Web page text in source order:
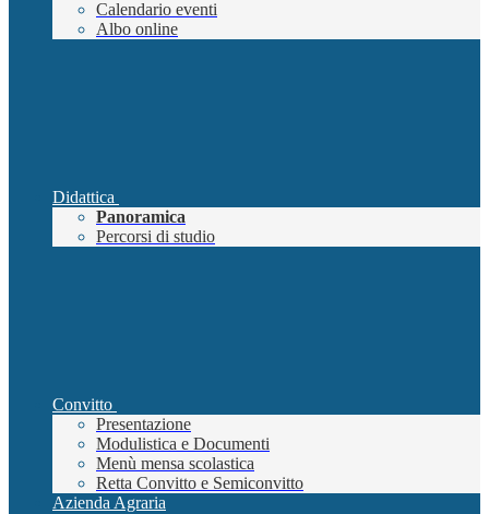
Calendario eventi
Albo online
Didattica
Panoramica
Percorsi di studio
Convitto
Presentazione
Modulistica e Documenti
Menù mensa scolastica
Retta Convitto e Semiconvitto
Azienda Agraria